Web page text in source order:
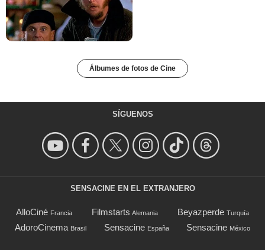
Álbumes de fotos de Cine
SÍGUENOS
SENSACINE EN EL EXTRANJERO
AlloCiné Francia Filmstarts Alemania Beyazperde Turquía
AdoroCinema Brasil Sensacine España Sensacine México